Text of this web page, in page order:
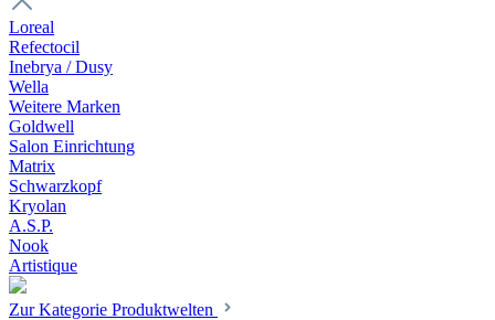
Loreal
Refectocil
Inebrya / Dusy
Wella
Weitere Marken
Goldwell
Salon Einrichtung
Matrix
Schwarzkopf
Kryolan
A.S.P.
Nook
Artistique
Zur Kategorie Produktwelten